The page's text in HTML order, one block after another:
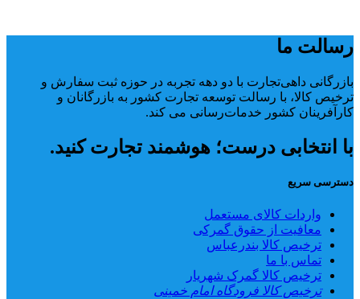
رسالت ما
بازرگانی داهی‌تجارت با دو دهه تجربه در حوزه ثبت سفارش و
ترخیص کالا، با رسالت توسعه تجارت کشور به بازرگانان و
کارآفرینان کشور خدمات‌رسانی می کند.
با انتخابی درست؛ هوشمند تجارت کنید.
دسترسی سریع
واردات کالای مستعمل
معافیت از حقوق گمرکی
ترخیص کالا بندرعباس
تماس با ما
ترخیص کالا گمرک شهریار
ترخیص کالا فرودگاه امام خمینی